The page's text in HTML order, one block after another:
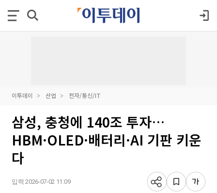
이투데이 산업 전자/통신/IT
삼성, 충청에 140조 투자…
HBM·OLED·배터리·AI 기판 키운
다
입력 2026-07-02 11:09